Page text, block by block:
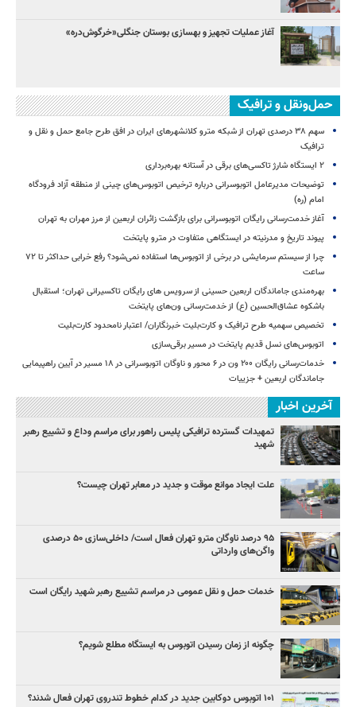
آغاز عملیات تجهیز و بهسازی بوستان جنگلی«خرگوش‌دره»
حمل‌ونقل و ترافیک
سهم ۳۸ درصدی تهران از شبکه مترو کلانشهرهای ایران در افق طرح جامع حمل و نقل و
ترافیک
۲ ایستگاه شارژ تاکسی‌های برقی در آستانه بهره‌برداری
توضیحات مدیرعامل اتوبوسرانی درباره ترخیص اتوبوس‌های چینی از منطقه آزاد فرودگاه
امام (ره)
آغاز خدمت‌رسانی رایگان اتوبوسرانی برای بازگشت زائران اربعین از مرز مهران به تهران
پیوند تاریخ و مدرنیته در ایستگاهی متفاوت در مترو پایتخت
چرا از سیستم سرمایشی در برخی از اتوبوس‌ها استفاده نمی‌شود؟ رفع خرابی حداکثر تا ۷۲
ساعت
بهره‌مندی جاماندگان اربعین حسینی از سرویس‌ های رایگان تاکسیرانی تهران؛ استقبال
باشکوه عشاق‌الحسین (ع) از خدمت‌رسانی ون‌های پایتخت
تخصیص سهمیه طرح ترافیک و کارت‌بلیت خبرنگاران/ اعتبار نامحدود کارت‌بلیت
اتوبوس‌های نسل قدیم پایتخت در مسیر برقی‌سازی
خدمات‌رسانی رایگان ۲۰۰ ون در ۶ محور و ناوگان اتوبوسرانی در ۱۸ مسیر در آیین راهپیمایی
جاماندگان اربعین + جزییات
آخرین اخبار
تمهیدات گسترده ترافیکی پلیس راهور برای مراسم وداع و تشییع رهبر
شهید
علت ایجاد موانع موقت و جدید در معابر تهران چیست؟
۹۵ درصد ناوگان مترو تهران فعال است/ داخلی‌سازی ۵۰ درصدی
واگن‌های وارداتی
خدمات حمل و نقل عمومی در مراسم تشییع رهبر شهید رایگان است
چگونه از زمان رسیدن اتوبوس به ایستگاه مطلع شویم؟
۱۰۱ اتوبوس دوکابین جدید در کدام خطوط تندروی تهران فعال شدند؟